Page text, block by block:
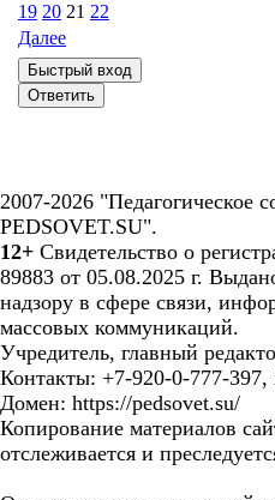
19 20 21 22
Далее
2007-2026 "Педагогическое
PEDSOVET.SU".
12+ Свидетельство о
89883 от 05.08.2025 г.
надзору в сфере связи,
массовых коммуникаций.
Учредитель, главный
Контакты: +7-920-0-777-397,
Домен: https://pedsovet.su/
Копирование материалов
отслеживается и